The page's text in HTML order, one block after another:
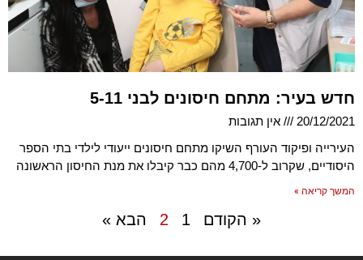
חדש בעיר: מתחם חיסונים לבני 5-11
20/12/2021
אין תגובות
העירייה ופיקוד העורף השיקו מתחם חיסונים ייעודי לילדי בתי הספר
היסודיים, שקרוב ל-4,700 מהם כבר קיבלו את מנת החיסון הראשונה
המשך קריאה »
« הקודם 1
2 הבא »